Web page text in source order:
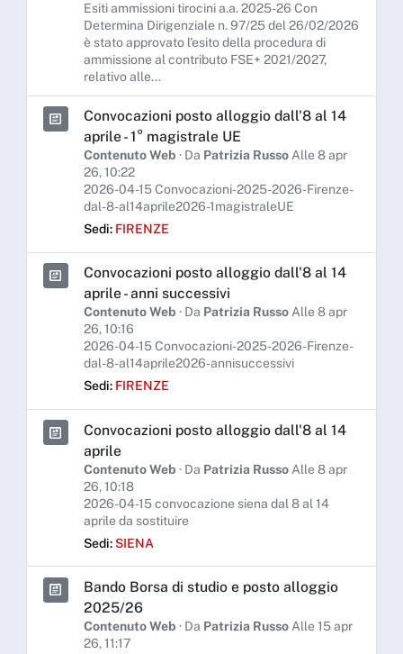
Esiti ammissioni tirocini a.a. 2025-26 Con
Determina Dirigenziale n. 97/25 del 26/02/2026
è stato approvato l'esito della procedura di
ammissione al contributo FSE+ 2021/2027,
relativo alle...
Convocazioni posto alloggio dall'8 al 14
aprile - 1° magistrale UE
Contenuto Web · Da Patrizia RussoAlle 8 apr
26, 10:22
2026-04-15 Convocazioni-2025-2026-Firenze-
dal-8-al14aprile2026-1magistraleUE
Sedi: FIRENZE
Convocazioni posto alloggio dall'8 al 14
aprile - anni successivi
Contenuto Web · Da Patrizia RussoAlle 8 apr
26, 10:16
2026-04-15 Convocazioni-2025-2026-Firenze-
dal-8-al14aprile2026-annisuccessivi
Sedi: FIRENZE
Convocazioni posto alloggio dall'8 al 14
aprile
Contenuto Web · Da Patrizia Russo Alle 8 apr
26, 10:18
2026-04-15 convocazione siena dal 8 al 14
aprile da sostituire
Sedi:SIENA
Bando Borsa di studio e posto alloggio
2025/26
Contenuto Web · Da Patrizia Russo Alle 15 apr
26, 11:17